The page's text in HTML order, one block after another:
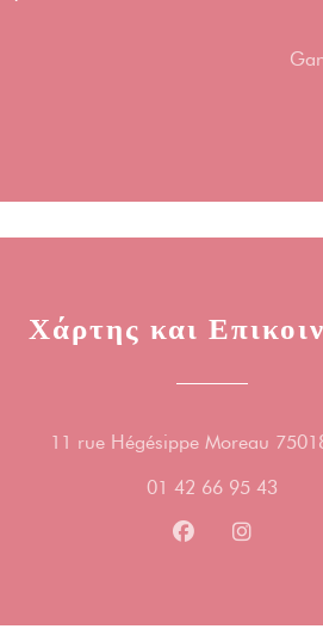
Χάρτης και
11 rue Hégésippe Moreau
01 42 66 95 43
Facebook